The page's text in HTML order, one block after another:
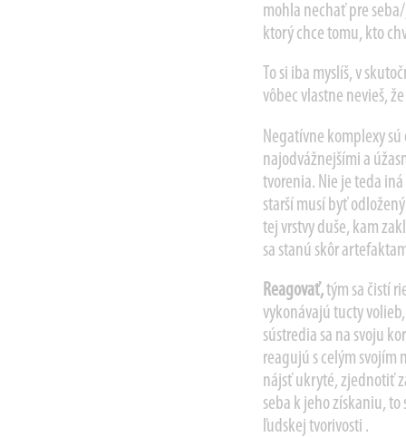
mohla nechať pre
ktorý chce tomu, kto
To si iba myslíš, v
vôbec vlastne nevieš,
Negatívne komplexy
najodvážnejšími a
tvorenia. Nie je teda
starší musí byť
tej vrstvy duše, kam
sa stanú skôr
Reagovať,tým sa čistí
vykonávajú tucty
sústredia sa na svoju
reagujú s celým svojím
nájsť ukryté, zjednotiť
seba k jeho získaniu,
ľudskej tvorivosti .